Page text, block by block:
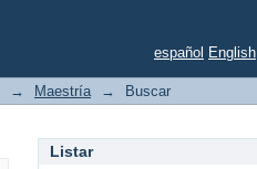
español English
→ Maestría → Buscar
Listar